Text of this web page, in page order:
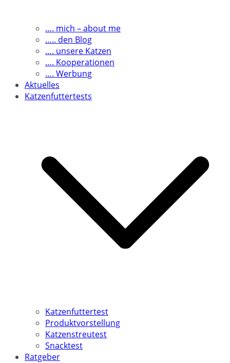
…. mich – about me
….. den Blog
…. unsere Katzen
…. Kooperationen
…. Werbung
Aktuelles
Katzenfuttertests
Katzenfuttertest
Produktvorstellung
Katzenstreutest
Snacktest
Ratgeber